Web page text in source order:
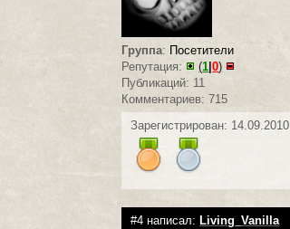
Группа: Посетители
Репутация:
(1 |0)
Публикаций: 11
Комментариев: 715
Зарегистрирован: 14.09.2010
#4 написал: Living_Vanilla